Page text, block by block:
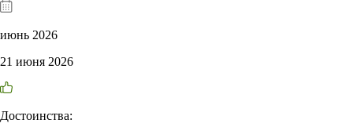
июнь 2026
21 июня 2026
Достоинства: